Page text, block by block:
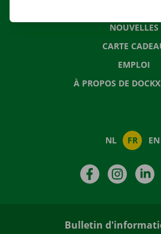
NOUVELLES
CARTE
EMPLOI
À PROPOS DE
NL FR EN
Facebook
Bulletin